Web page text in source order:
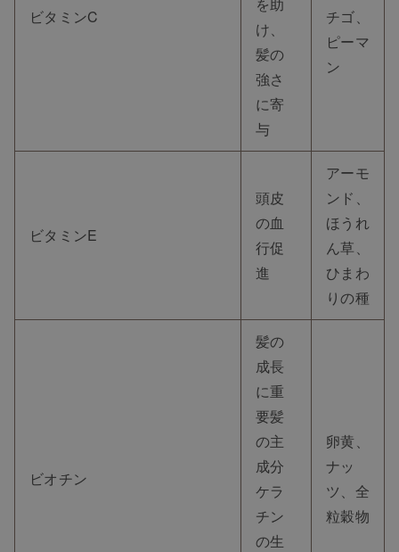
ビタミンC
け、
髪の
強さ
に寄
与
チゴ、
ピーマ
ン
ビタミンE
頭皮
の血
行促
進
アーモ
ンド、
ほうれ
ん草、
ひまわ
りの種
ビオチン
髪の
成長
に重
要髪
の主
成分
ケラ
チン
の生
卵黄、
ナッ
ツ、全
粒穀物